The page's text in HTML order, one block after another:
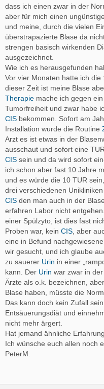
dass ich einen zwar in der
aber für mich einen
und meine, durch die vielen
überstrapazierte Blase da
strengen basisch wirkenden
ausgezeichnet.
Wie ich es herausgefunden
Vor vier Monaten hatte ich die
dieser Zeit ist meine Blase
Therapie mache ich gegen ein
Tumorfreiheit und zwar habe
CIS bekommen. Sofort am
Installation wurde die Routine
Arzt es ist etwas in der
ausschaut und sofort eine
CIS sein und da wird sofort
ich schon aber fast 10 Jahre
und es würde die 10 TUR
drei verschiedenen
CIS den man auch in der
erfahren Labor nicht
einer Spülzyto, ist dies fast
Proben war, kein CIS , aber
eine in Befund
wir gesucht, und ich glaube
zu sauerer Urin in einer
kann. Der Urin war zwar in
Ärzte als o.k. bezeichnen,
Blase haben, müsste die
Das kann doch kein Zufall
Entsäuerungsdiät und
nicht mehr ärgert.
Hat jemand ähnliche
Ich wünsche euch allen noch
PeterM.